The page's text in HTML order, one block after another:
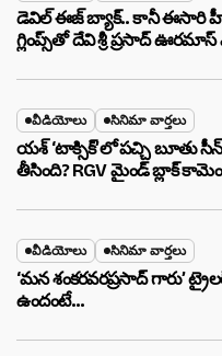
డెవిల్ ఈజ్ బ్యాక్.. కానీ ఈసారి
గ్లింప్స్‌తో దేవి శ్రీ ప్రసాద్ ఊరమాస్
వీడియోలు సినిమా వార్తలు
యశ్ ‘టాక్సిక్’లో పచ్చి బూతు
తీసింది? RGV మైండ్ బ్లాక్
వీడియోలు సినిమా వార్తలు
‘మన శంకరవరప్రసాద్ గారు’
ఉందంటే…